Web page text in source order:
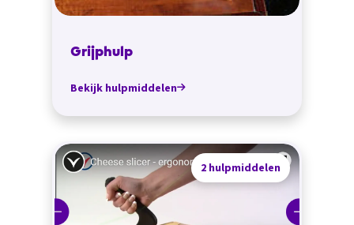
Grijphulp
Bekijk hulpmiddelen
2 hulpmiddelen